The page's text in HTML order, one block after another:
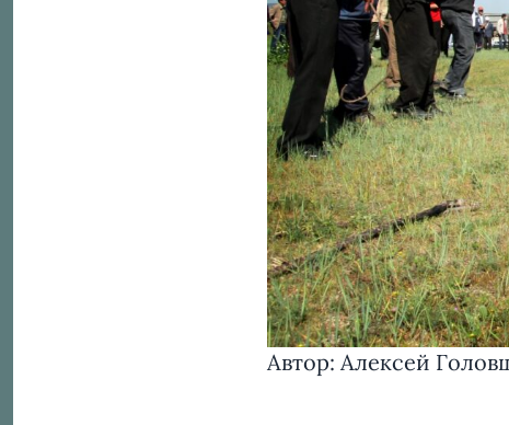
Автор: Алексей